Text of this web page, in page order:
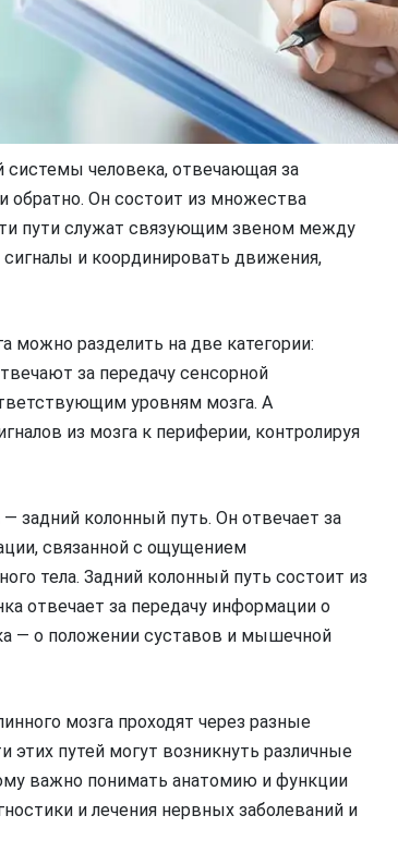
системы человека, отвечающая за
обратно. Он состоит из множества
пути служат связующим звеном между
и координировать движения,
можно разделить на две категории:
за передачу сенсорной
уровням мозга. А
из мозга к периферии, контролируя
задний колонный путь. Он отвечает за
связанной с ощущением
тела. Задний колонный путь состоит из
отвечает за передачу информации о
— о положении суставов и мышечной
мозга проходят через разные
этих путей могут возникнуть различные
важно понимать анатомию и функции
и лечения нервных заболеваний и